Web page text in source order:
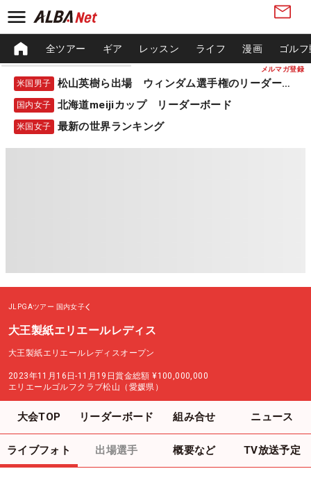
メルマガ登録
全ツアー ギア レッスン ライフ 漫画 ゴル
米国男子 松山英樹ら出場 ウィンダム選手権のリーダーボード
国内女子 北海道meijiカップ リーダーボード
米国女子 最新の世界ランキング
JLPGAツアー 国内女子
大王製紙エリエールレディス
大王製紙エリエールレディスオープン
2023年11月16日-11月19日賞金総額 ¥100,000,000
エリエールゴルフクラブ松山（愛媛県）
大会TOP リーダーボード 組み合せ ニュース
ライブフォト 出場選手 概要など TV放送予定